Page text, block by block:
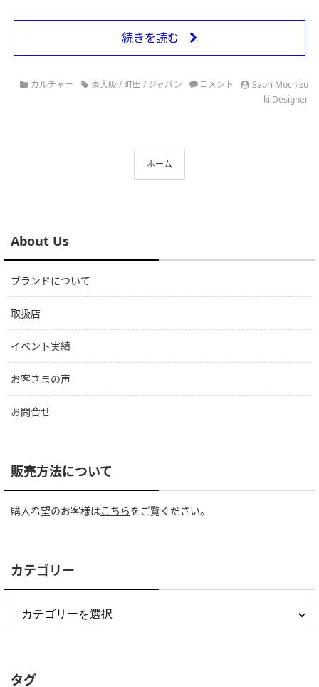
続きを読む
カルチャー 東大阪/ 町田 / ジャパン コメント
Saori Mochizu
ki Designer
ホーム
About Us
ブランドについて
取扱店
イベント実績
お客さまの声
お問合せ
販売方法について
購入希望のお客様はこちらをご覧ください。
カテゴリー
タグ